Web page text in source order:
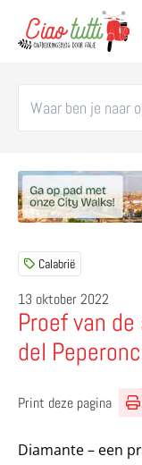
Calabrië
13 oktober 2022
Proef van
del
Print deze pagina
Diamante – een